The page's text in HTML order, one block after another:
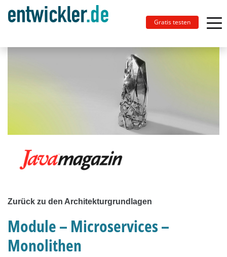
Gratis testen
Zurück zu den Architekturgrundlagen
Module – Microservices –
Monolithen